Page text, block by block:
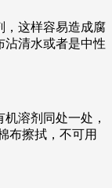
，这样容易造成腐
沾清水或者是中性
溶剂同处一处，
布擦拭，不可用